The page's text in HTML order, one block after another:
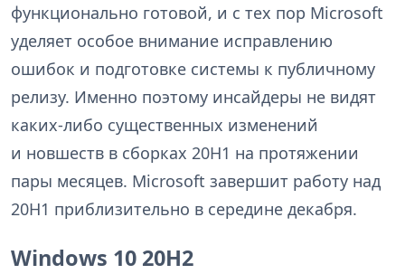
функционально готовой, и с тех пор Microsoft
уделяет особое внимание исправлению
ошибок и подготовке системы к публичному
релизу. Именно поэтому инсайдеры не видят
каких-либо существенных изменений
и новшеств в сборках 20H1 на протяжении
пары месяцев. Microsoft завершит работу над
20H1 приблизительно в середине декабря.
Windows 10 20H2